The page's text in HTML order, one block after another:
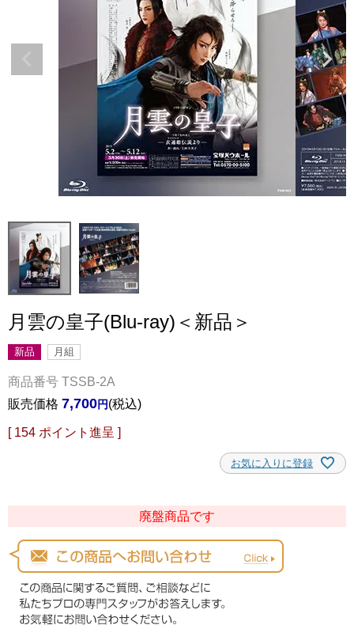
月雲の皇子(Blu-ray)＜新品＞
新品 月組
商品番号 TSSB-2A
販売価格 7,700 税込
[ 154 ポイント進呈 ]
お気に入りに登録
廃盤商品です